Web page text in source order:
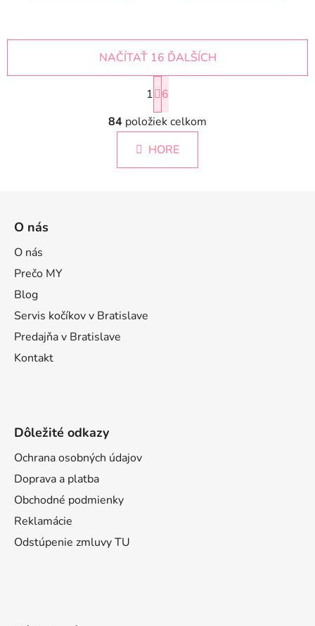
O
v
l
á
d
NAČÍTAŤ 16 ĎALŠÍCH
S
t
r
á
n
k
1
6
84 položiek celkom
HORE
O nás
O nás
Prečo MY
Blog
Servis kočíkov v Bratislave
Predajňa v Bratislave
Kontakt
Dôležité odkazy
Ochrana osobných údajov
Doprava a platba
Obchodné podmienky
Reklamácie
Odstúpenie zmluvy TU